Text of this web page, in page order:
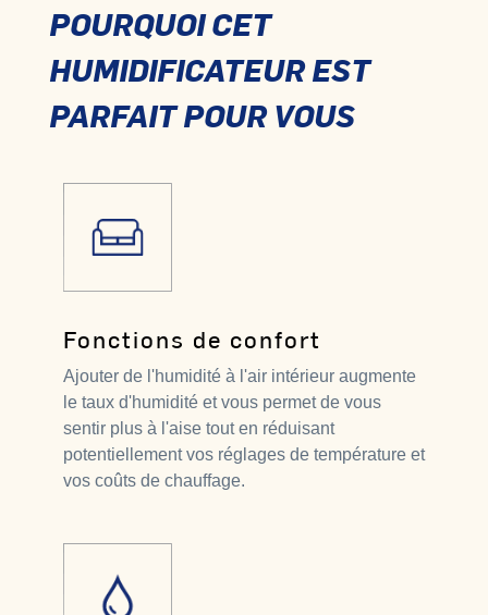
POURQUOI CET
HUMIDIFICATEUR EST
PARFAIT POUR VOUS
Fonctions de confort
Ajouter de l'humidité à l'air intérieur augmente
le taux d'humidité et vous permet de vous
sentir plus à l'aise tout en réduisant
potentiellement vos réglages de température et
vos coûts de chauffage.